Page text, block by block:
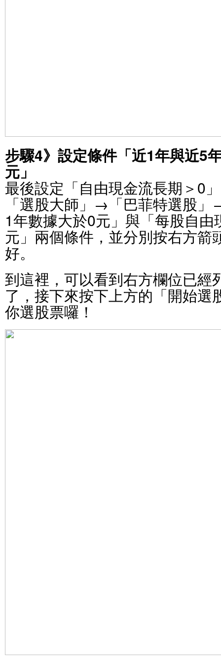
步驟4》設定條件「近1年與近5
元」
最後設定「自由現金流長期＞0
「選股大師」→「巴菲特選股
1年數據大於0元」與「每股自
元」兩個條件，並分別按右方箭
好。
到這裡，可以看到右方欄位已經
了，接下來按下上方的「開始選
你選股票囉！